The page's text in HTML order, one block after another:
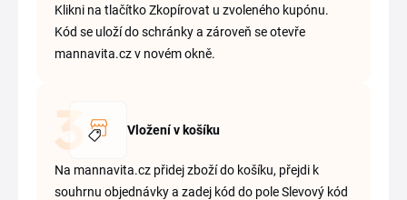
Klikni na tlačítko Zkopírovat u zvoleného kupónu.
Kód se uloží do schránky a zároveň se otevře
mannavita.cz v novém okně.
Vložení v košíku
Na mannavita.cz přidej zboží do košíku, přejdi k
souhrnu objednávky a zadej kód do pole Slevový kód